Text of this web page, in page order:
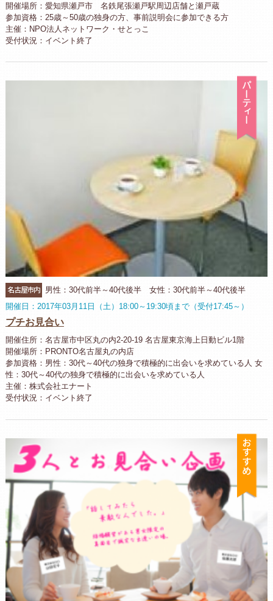
開催場所：愛知県瀬戸市 名鉄尾張瀬戸駅周辺店舗と瀬戸蔵
参加資格：25歳～50歳の独身の方、事前説明会に参加できる方
主催：NPO法人ネットワーク・せとっこ
受付状況：イベント終了
パ
名古屋市内
男性：30代前半～40代後半 女性：30代前半～40代後半
開催日：2017年03月11日（土）18:00～19:30頃まで（受付17:45～）
プチお見合い
開催住所：名古屋市中区丸の内2-20-19 名古屋東京海上日動ビル1階
開催場所：PRONTO名古屋丸の内店
参加資格：男性：30代～40代の独身で積極的に出会いを求めている人 女
性：30代～40代の独身で積極的に出会いを求めている人
主催：株式会社エナート
受付状況：イベント終了
お